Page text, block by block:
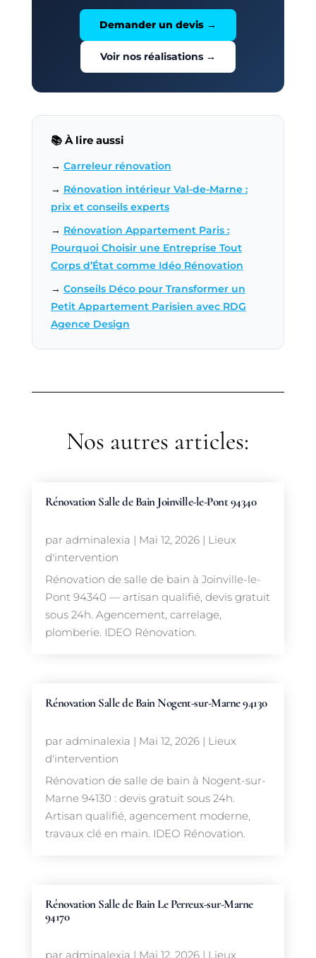
Demander un devis →
Voir nos réalisations →
📚 À lire aussi
→ Carreleur rénovation
→ Rénovation intérieur Val-de-Marne :
prix et conseils experts
→ Rénovation Appartement Paris :
Pourquoi Choisir une Entreprise Tout
Corps d’État comme Idéo Rénovation
→ Conseils Déco pour Transformer un
Petit Appartement Parisien avec RDG
Agence Design
Nos autres articles:
Rénovation Salle de Bain Joinville-le-Pont 94340
par adminalexia | Mai 12, 2026| Lieux
d'intervention
Rénovation de salle de bain à Joinville-le-
Pont 94340 — artisan qualifié, devis gratuit
sous 24h. Agencement, carrelage,
plomberie. IDEO Rénovation.
Rénovation Salle de Bain Nogent-sur-Marne 94130
par adminalexia | Mai 12, 2026| Lieux
d'intervention
Rénovation de salle de bain à Nogent-sur-
Marne 94130 : devis gratuit sous 24h.
Artisan qualifié, agencement moderne,
travaux clé en main. IDEO Rénovation.
Rénovation Salle de Bain Le Perreux-sur-Marne
94170
par adminalexia | Mai 12, 2026| Lieux